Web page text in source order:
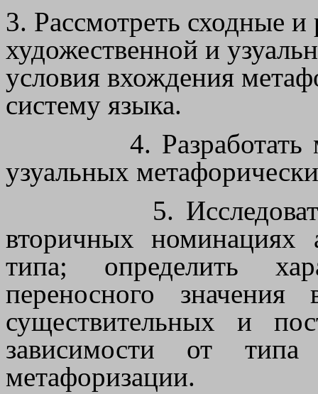
3. Рассмотреть сходные
художественной и
условия вхождения
систему языка.
4.
узуальных
5.
вторичных номинациях
типа; определить
переносного
существительных и
зависимости от типа
метафоризации.